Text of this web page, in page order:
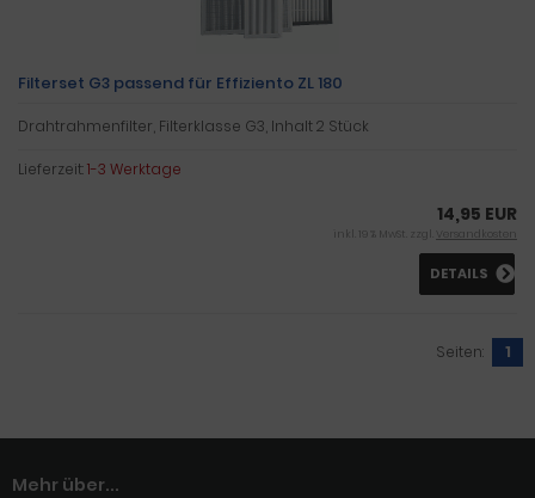
Filterset G3 passend für Effiziento ZL 180
Drahtrahmenfilter, Filterklasse G3, Inhalt 2 Stück
Lieferzeit:1-3 Werktage
14,95 EUR
inkl. 19 % MwSt. zzgl. Versandkosten
DETAILS
Seiten: 1
Mehr über...